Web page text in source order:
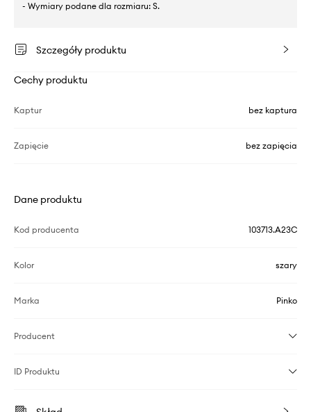
- Wymiary podane dla rozmiaru: S.
Szczegóły produktu
Cechy produktu
Kaptur bez kaptura
Zapięcie bez zapięcia
Dane produktu
Kod producenta 103713.A23C
Kolor szary
Marka Pinko
Producent
ID Produktu